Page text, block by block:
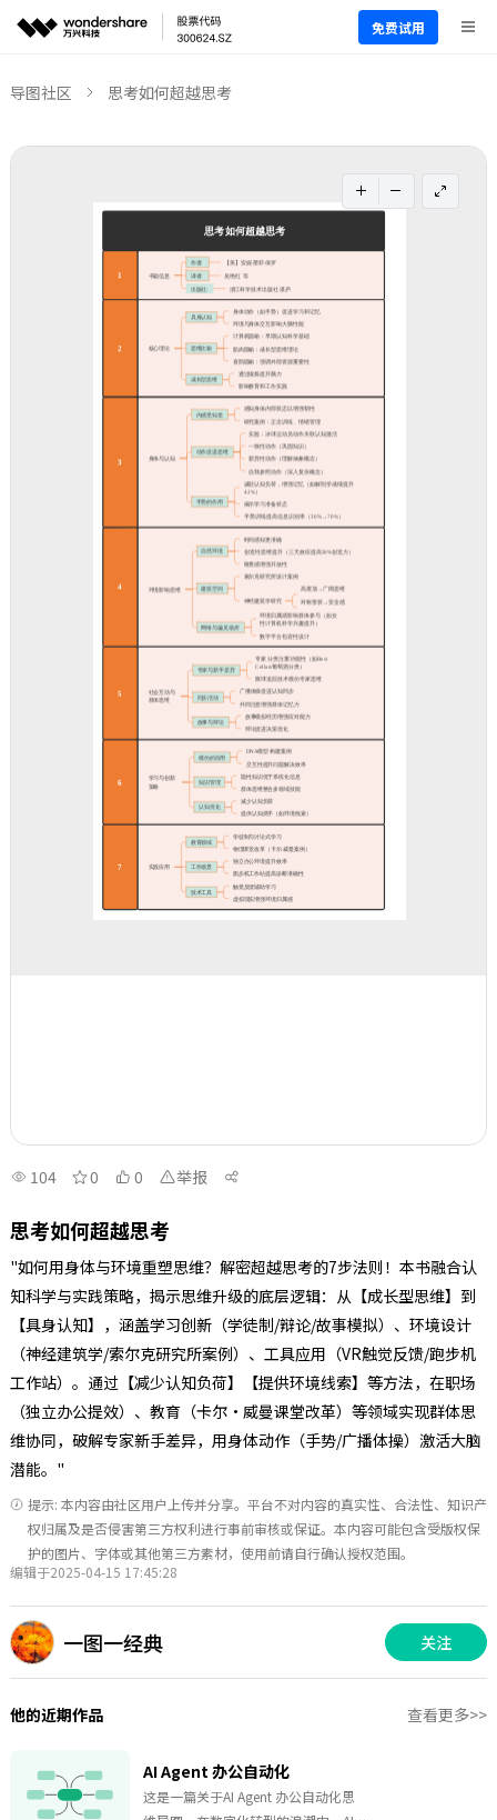
免费试用
导图社区 思考如何超越思考
104 0 0 举报
思考如何超越思考
"如何用身体与环境重塑思维？解密超越思考的7步法则！本书融合认
知科学与实践策略，揭示思维升级的底层逻辑：从【成长型思维】到
【具身认知】，涵盖学习创新（学徒制/辩论/故事模拟）、环境设计
（神经建筑学/索尔克研究所案例）、工具应用（VR触觉反馈/跑步机
工作站）。通过【减少认知负荷】【提供环境线索】等方法，在职场
（独立办公提效）、教育（卡尔·威曼课堂改革）等领域实现群体思
维协同，破解专家新手差异，用身体动作（手势/广播体操）激活大脑
潜能。"
提示: 本内容由社区用户上传并分享。平台不对内容的真实性、合法性、知识产
权归属及是否侵害第三方权利进行事前审核或保证。本内容可能包含受版权保
护的图片、字体或其他第三方素材，使用前请自行确认授权范围。
编辑于2025-04-15 17:45:28
一图一经典 关注
他的近期作品 查看更多>>
AI Agent 办公自动化
这是一篇关于AI Agent 办公自动化思